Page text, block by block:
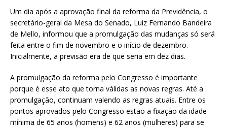
Um dia após a aprovação final da reforma da Previdência, o
secretário-geral da Mesa do Senado, Luiz Fernando Bandeira
de Mello, informou que a promulgação das mudanças só será
feita entre o fim de novembro e o início de dezembro.
Inicialmente, a previsão era de que seria em dez dias.
A promulgação da reforma pelo Congresso é importante
porque é esse ato que torna válidas as novas regras. Até a
promulgação, continuam valendo as regras atuais. Entre os
pontos aprovados pelo Congresso estão a fixação da idade
mínima de 65 anos (homens) e 62 anos (mulheres) para se